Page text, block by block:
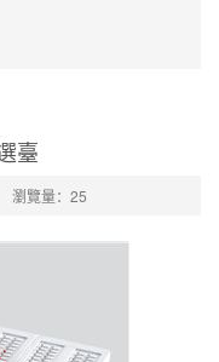
臺
瀏覽量：25